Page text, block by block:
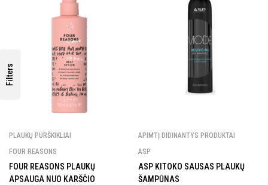
Filters
PLAUKŲ PURŠKIKLIAI
FOUR REASONS
FOUR REASONS PLAUKŲ
APSAUGA NUO KARŠČIO
APIMTĮ DIDINANTYS PRODUKTAI
ASP
ASP KITOKO SAUSAS PLAUKŲ
ŠAMPŪNAS
GAUK 10% NUOLAIDĄ
PIRMAM
Prenumeruok naujienlaiškį ir gauk nuolaidą!
Sutinku gauti naujienas ir spec.
pasiūlymus el. paštu